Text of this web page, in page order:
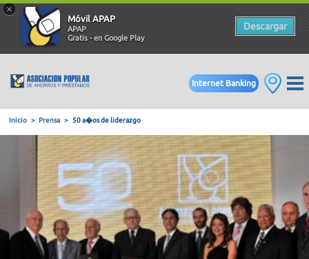
×
Móvil APAP
APAP
Gratis - en Google Play
Descargar
Internet Banking
Prensa 50 a�os de liderazgo